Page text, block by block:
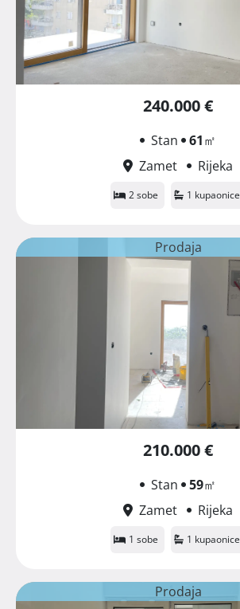
240.000 €
Stan 61㎡
Zamet
Rijeka
2 sobe 1 kupaonice
Prodaja
210.000 €
Stan 59㎡
Zamet
Rijeka
1 sobe 1 kupaonice
Prodaja